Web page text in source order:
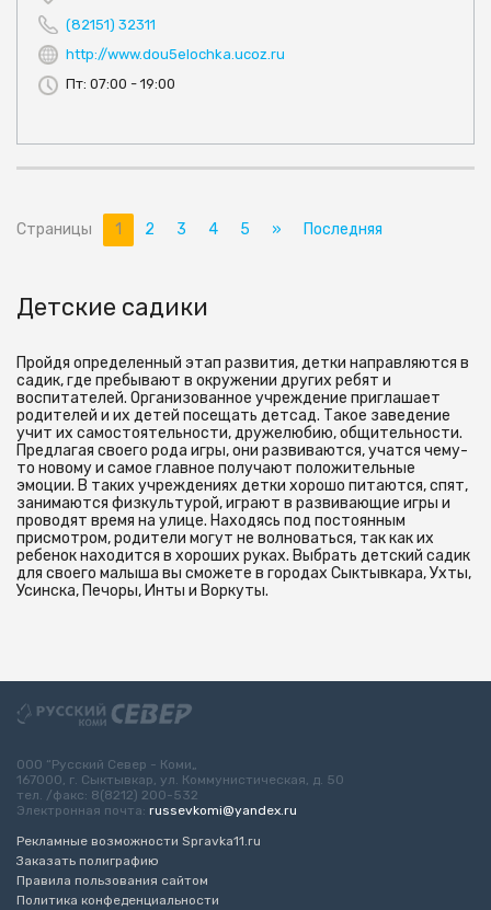
(82151) 32311
http://www.dou5elochka.ucoz.ru
Пт: 07:00 - 19:00
Страницы 1 2 3 4 5 » Последняя
Детские садики
Пройдя определенный этап развития, детки направляются в
садик, где пребывают в окружении других ребят и
воспитателей. Организованное учреждение приглашает
родителей и их детей посещать детсад. Такое заведение
учит их самостоятельности, дружелюбию, общительности.
Предлагая своего рода игры, они развиваются, учатся чему-
то новому и самое главное получают положительные
эмоции. В таких учреждениях детки хорошо питаются, спят,
занимаются физкультурой, играют в развивающие игры и
проводят время на улице. Находясь под постоянным
присмотром, родители могут не волноваться, так как их
ребенок находится в хороших руках. Выбрать детский садик
для своего малыша вы сможете в городах Сыктывкара, Ухты,
Усинска, Печоры, Инты и Воркуты.
ООО “Русский Север - Коми„
167000, г. Сыктывкар, ул. Коммунистическая, д. 50
тел. /факс: 8(8212) 200-532
Электронная почта: russevkomi@yandex.ru
Рекламные возможности Spravka11.ru
Заказать полиграфию
Правила пользования сайтом
Политика конфеденциальности